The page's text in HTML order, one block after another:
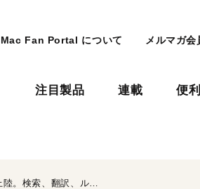
Mac Fan Portal について メルマガ会
注目製品 連載 便
あらゆる情報を“目の前”に。Rokid スマートAIグラスが日本上陸。検索、翻訳、ルート案内、テレプロンプタ機能も。ローカライズされるサポートとセキュリティ対策に期待